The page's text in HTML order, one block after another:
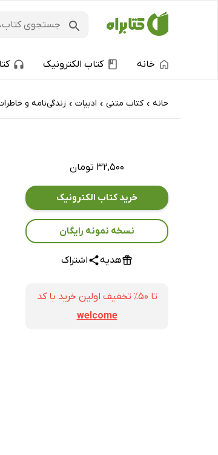
خانه کتاب الکترونیک
خانه › کتاب‌ متنی › ادبیات › زندگی‌نامه و
۳۲,۵۰۰ تومان
خرید کتاب الکترونیک
نسخه نمونه رایگان
هدیه اشتراک
تا ۵۰٪ تخفیف اولین خرید با کد
welcome